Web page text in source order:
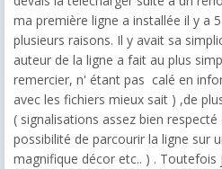
ma première ligne a installée il y a
plusieurs raisons. Il y avait sa
auteur de la ligne a fait au plus
remercier, n' étant pas calé en
avec les fichiers mieux sait ) ,de
( signalisations assez bien
possibilité de parcourir la ligne sur
magnifique décor etc.. ) .